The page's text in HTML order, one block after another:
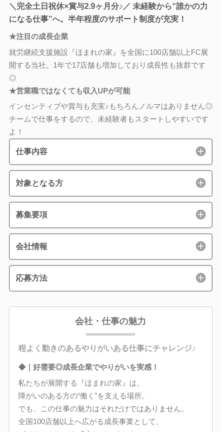
＼完全土日祝休×賞与2.9ヶ月分♪／ 未経験から“誰かの力
になる仕事”へ。半年程度のサポート制度が充実！
★注目の成長企業
就労継続支援施設『ほまれの家』を全国に100店舗以上FC展
開する当社。1年で17店舗も増加しており成長性も抜群です
◎
★営業職ではなくても収入UPが可能
インセンティブや賞与も充実♪もちろんノルマはありません◎
チームで仕事をするので、未経験者もスタートしやすいです
よ！
仕事内容
対象となる方
募集要項
会社情報
応募方法
会社・仕事の魅力
程よく動きのあるやりがいある仕事にチャレンジ♪
◆｜好需要◎成長企業でやりがいを実感！
私たちが展開する『ほまれの家』は、
障がいのある方の“働く”を支える場所。
でも、この仕事の魅力はそれだけではありません。
全国100店舗以上へ広がる成長事業として、